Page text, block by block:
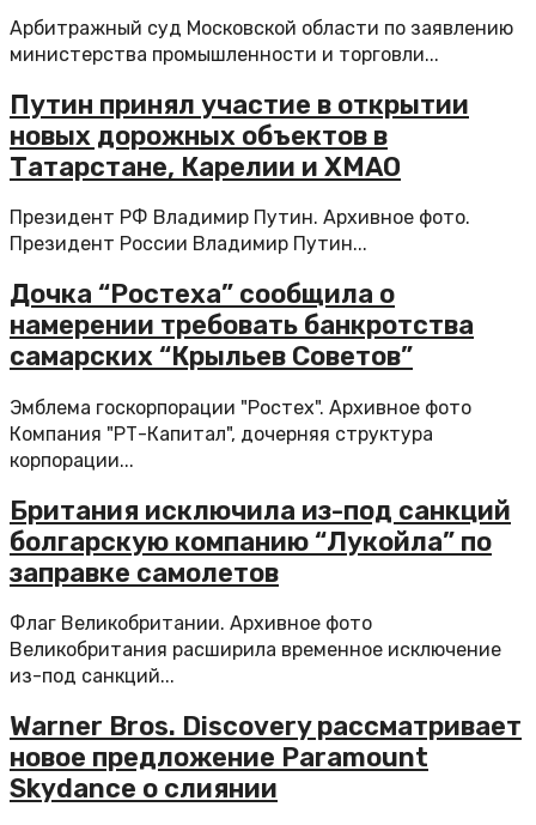
Арбитражный суд Московской области по заявлению
министерства промышленности и торговли...
Путин принял участие в открытии
новых дорожных объектов в
Татарстане, Карелии и ХМАО
Президент РФ Владимир Путин. Архивное фото.
Президент России Владимир Путин...
Дочка “Ростеха” сообщила о
намерении требовать банкротства
самарских “Крыльев Советов”
Эмблема госкорпорации "Ростех". Архивное фото
Компания "РТ-Капитал", дочерняя структура
корпорации...
Британия исключила из-под санкций
болгарскую компанию “Лукойла” по
заправке самолетов
Флаг Великобритании. Архивное фото
Великобритания расширила временное исключение
из-под санкций...
Warner Bros. Discovery рассматривает
новое предложение Paramount
Skydance о слиянии